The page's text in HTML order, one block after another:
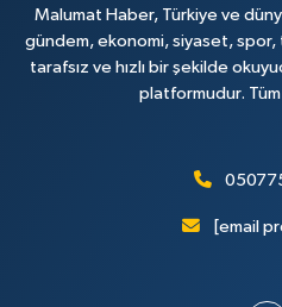
Malumat Haber, Türkiye ve
gündem, ekonomi, siyaset,
tarafsız ve hızlı bir şekilde
platformudur. Tüm
[email